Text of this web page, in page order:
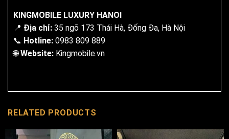
KINGMOBILE LUXURY HANOI
📍 Địa chỉ: 35 ngõ 173 Thái Hà, Đống Đa, Hà Nội
📞 Hotline: 0983 809 889
🌐Website: Kingmobile.vn
RELATED PRODUCTS